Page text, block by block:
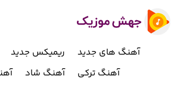
آهنگ های جدید ریمیکس جدید
آهنگ ترکی
آهنگ شاد